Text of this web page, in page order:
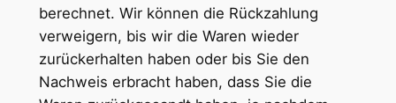
berechnet. Wir können die Rückzahlung
verweigern, bis wir die Waren wieder
zurückerhalten haben oder bis Sie den
Nachweis erbracht haben, dass Sie die